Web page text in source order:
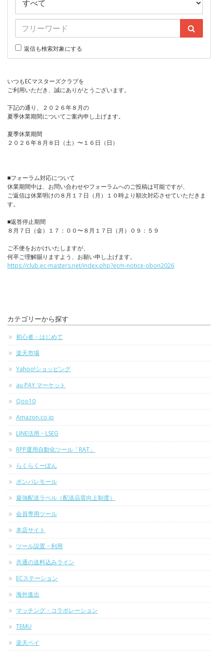
返信も検索対象にする
いつもECマスターズクラブを
ご利用いただき、誠にありがとうございます。
下記の通り、２０２６年８月の
夏季休業期間についてご案内申し上げます。
夏季休業期間
２０２６年８月８日（土）〜１６日（日）
■フォーラム対応について
休業期間中は、お問い合わせやフォーラムへのご投稿は可能ですが、
ご返信は休業明けの８月１７日（月）１０時より順次対応させていただきま
す。
■返答停止期間
８月７日（金）１７：００〜８月１７日（月）０９：５９
ご不便をおかけいたしますが、
何卒ご理解賜りますよう、お願い申し上げます。
https://club.ec-masters.net/index.php?ecm-notice-obon2026
カテゴリーから探す
初心者・はじめて
楽天市場
Yahoo!ショッピング
au PAY マーケット
Qoo10
Amazon.co.jp
LINE活用・LSEG
RPP運用自動化ツール「RAT」
らくらくーぽん
ポンパレモール
最強配送ラベル（配送品質向上制度）
会員専用ツール
本店サイト
ツール設置・利用
共通の送料込みライン
ECステーション
海外進出
マッチング・コラボレーション
TEMU
楽天ペイ